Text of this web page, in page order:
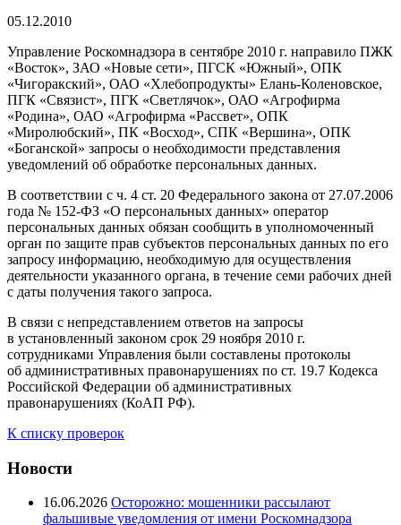
05.12.2010
Управление Роскомнадзора в сентябре 2010 г. направило ПЖК
«Восток», ЗАО «Новые сети», ПГСК «Южный», ОПК
«Чигоракский», ОАО «Хлебопродукты» Елань-Коленовское,
ПГК «Связист», ПГК «Светлячок», ОАО «Агрофирма
«Родина», ОАО «Агрофирма «Рассвет», ОПК
«Миролюбский», ПК «Восход», СПК «Вершина», ОПК
«Боганской» запросы о необходимости представления
уведомлений об обработке персональных данных.
В соответствии с ч. 4 ст. 20 Федерального закона от 27.07.2006
года № 152-ФЗ «О персональных данных» оператор
персональных данных обязан сообщить в уполномоченный
орган по защите прав субъектов персональных данных по его
запросу информацию, необходимую для осуществления
деятельности указанного органа, в течение семи рабочих дней
с даты получения такого запроса.
В связи с непредставлением ответов на запросы
в установленный законом срок 29 ноября 2010 г.
сотрудниками Управления были составлены протоколы
об административных правонарушениях по ст. 19.7 Кодекса
Российской Федерации об административных
правонарушениях (КоАП РФ).
К списку проверок
Новости
16.06.2026 Осторожно: мошенники рассылают
фальшивые уведомления от имени Роскомнадзора